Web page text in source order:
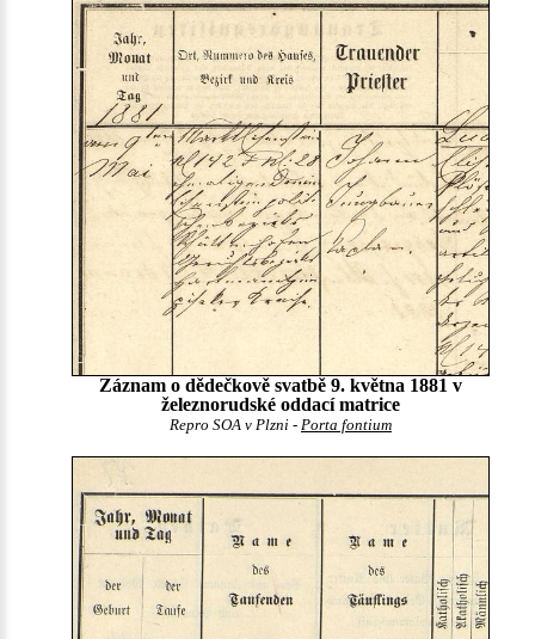
Záznam o dědečkově svatbě 9. května 1881 v
železnorudské oddací matrice
Repro SOA v Plzni - Porta fontium